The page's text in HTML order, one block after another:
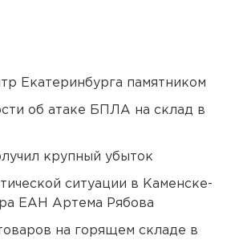
Екатеринбурга памятником
об атаке БПЛА на склад в
крупный убыток
ситуации в Каменске-
ЕАН Артема Рябова
на горящем складе в